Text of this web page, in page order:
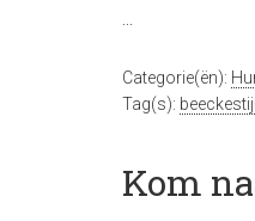
Categorie(ën):
Tag(s):
Kom